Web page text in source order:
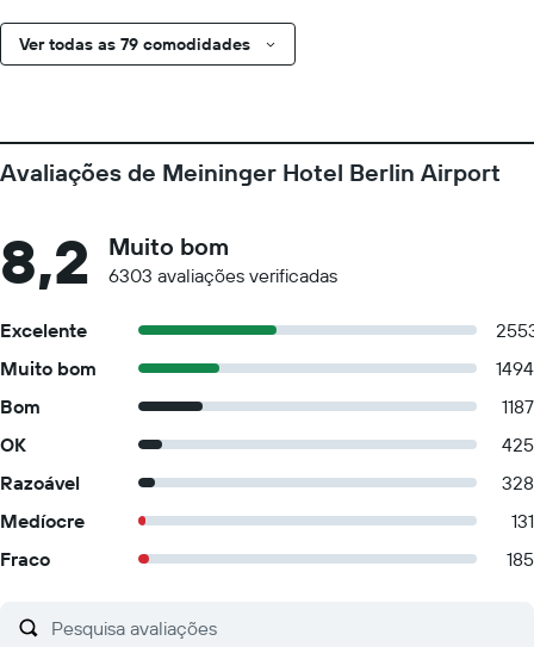
Ver todas as 79 comodidades
Avaliações de Meininger Hotel Berlin Airport
8,2 Muito bom
6303 avaliações verificadas
Excelente
Muito bom
1494
Bom
1187
OK
425
Razoável
328
Medíocre
131
Fraco
185